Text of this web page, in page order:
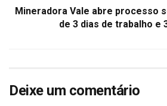
Mineradora Vale abre processo
de 3 dias de trabalho e
Deixe um comentário